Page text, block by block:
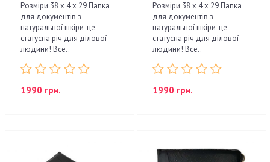
Розміри 38 x 4 x 29 Папка
для документів з
натуральної шкіри-це
статусна річ для ділової
людини! Все..
1990 грн.
Розміри 38 x 4 x 29 Папка
для документів з
натуральної шкіри-це
статусна річ для ділової
людини! Все..
1990 грн.